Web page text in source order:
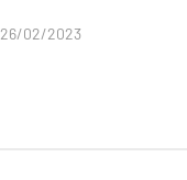
26/02/2023